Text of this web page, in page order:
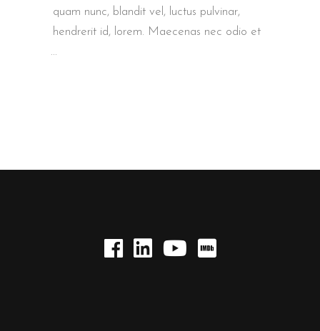
quam nunc, blandit vel, luctus pulvinar,
hendrerit id, lorem. Maecenas nec odio et